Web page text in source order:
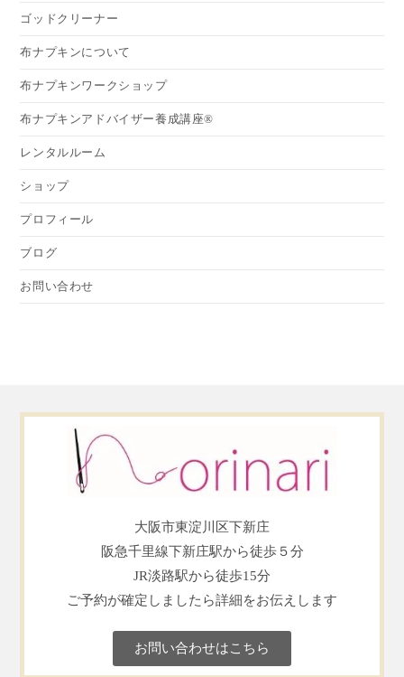
ゴッドクリーナー
布ナプキンについて
布ナプキンワークショップ
布ナプキンアドバイザー養成講座®
レンタルルーム
ショップ
プロフィール
ブログ
お問い合わせ
大阪市東淀川区下新庄
阪急千里線下新庄駅から徒歩５分
JR淡路駅から徒歩15分
ご予約が確定しましたら詳細をお伝えします
お問い合わせはこちら